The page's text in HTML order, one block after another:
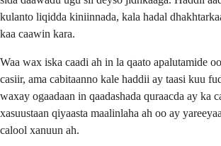
kulanto liqidda kiniinnada, kala hadal
kaa caawin kara.
Waa wax iska caadi ah in la qaato apalutamide
casiir, ama cabitaanno kale haddii ay taasi kuu
waxay ogaadaan in qaadashada quraacda ay ka
xasuustaan qiyaasta maalinlaha ah oo ay
calool xanuun ah.